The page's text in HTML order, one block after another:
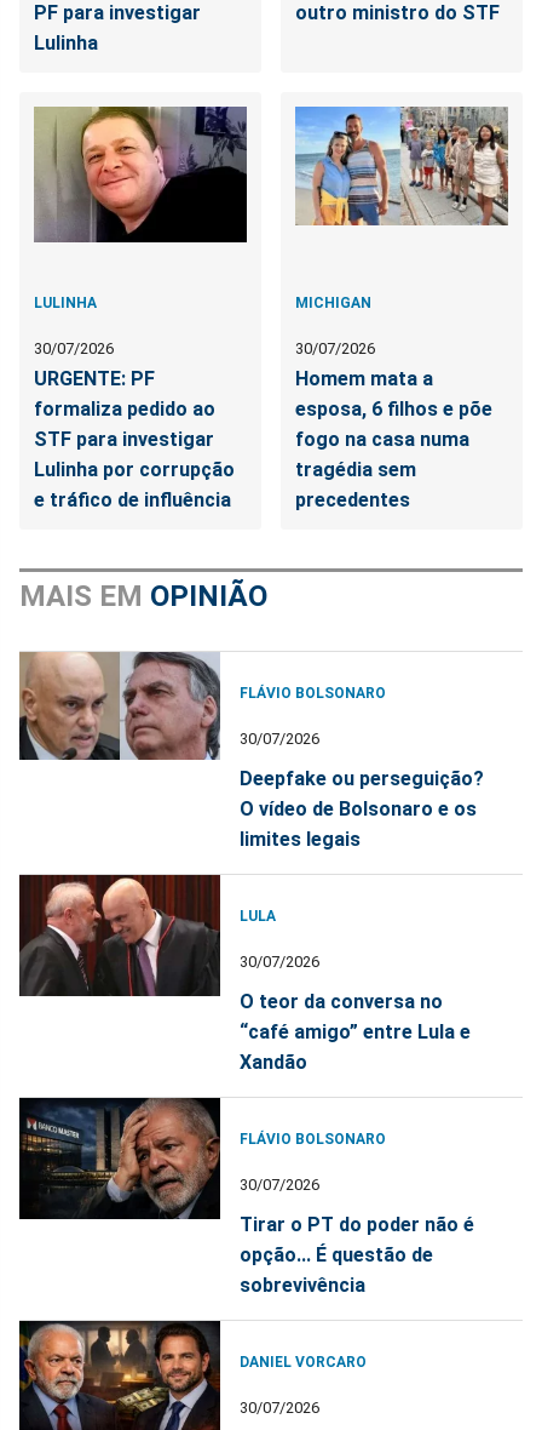
PF para investigar
Lulinha
outro ministro do STF
LULINHA
30/07/2026
URGENTE: PF
formaliza pedido ao
STF para investigar
Lulinha por corrupção
e tráfico de influência
MICHIGAN
30/07/2026
Homem mata a
esposa, 6 filhos e põe
fogo na casa numa
tragédia sem
precedentes
MAIS EM OPINIÃO
FLÁVIO BOLSONARO
30/07/2026
Deepfake ou perseguição?
O vídeo de Bolsonaro e os
limites legais
LULA
30/07/2026
O teor da conversa no
“café amigo” entre Lula e
Xandão
FLÁVIO BOLSONARO
30/07/2026
Tirar o PT do poder não é
opção... É questão de
sobrevivência
DANIEL VORCARO
30/07/2026